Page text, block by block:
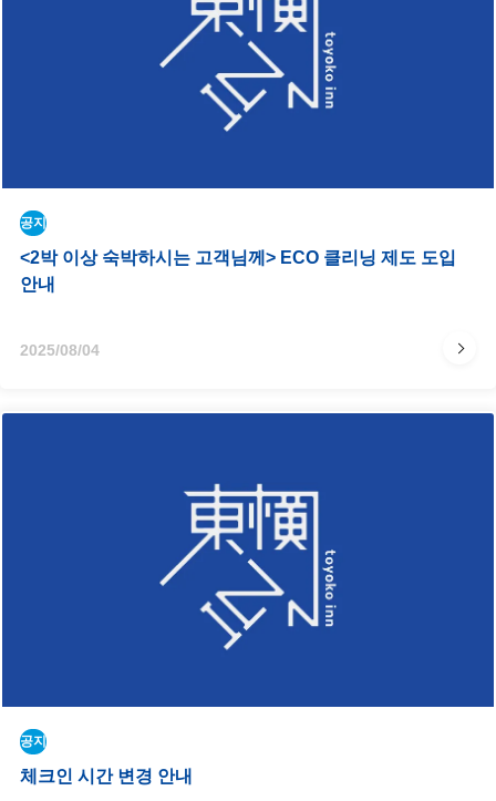
공지​
<2박 이상 숙박하시는 고객님께> ECO 클리닝 제도 도입
안내
2025/08/04
공지​
체크인 시간 변경 안내